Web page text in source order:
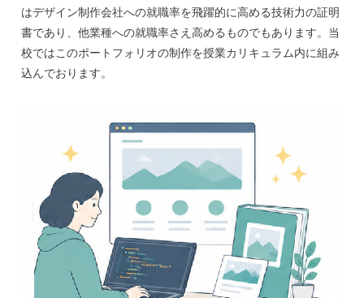
はデザイン制作会社への就職率を飛躍的に高める技術力の証明
書であり、他業種への就職率さえ高めるものでもあります。当
校ではこのポートフォリオの制作を授業カリキュラム内に組み
込んでおります。